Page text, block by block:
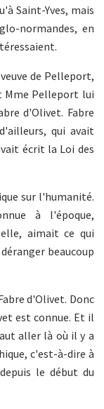
Saint-Yves, mais
normandes, en
de Pelleport,
Mme Pelleport lui
d'Olivet. Fabre
qui avait
écrit la Loi des
sur l'humanité.
à l'époque,
aimait ce qui
beaucoup
d'Olivet. Donc
est connue. Et il
aller là où il y a
c'est-à-dire à
le début du